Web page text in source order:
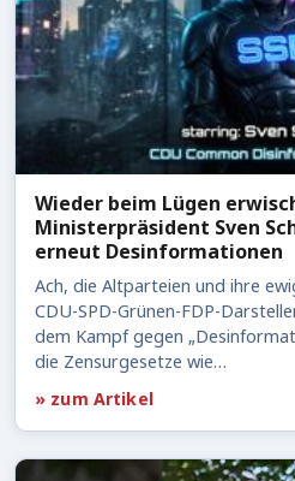
Wieder beim Lügen
Ministerpräsident Sven
erneut Desinformationen
Ach, die Altparteien und ihre
CDU-SPD-Grünen-FDP-
dem Kampf gegen
die Zensurgesetze wie…
» zum Artikel